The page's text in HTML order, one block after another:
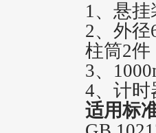
1、悬挂
2、外径
柱筒2件
3、
4、计时
适用标